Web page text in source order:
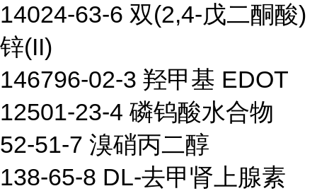
14024-63-6 双(2,4-戊二酮酸)
锌(II)
146796-02-3 羟甲基 EDOT
12501-23-4 磷钨酸水合物
52-51-7 溴硝丙二醇
138-65-8 DL-去甲肾上腺素